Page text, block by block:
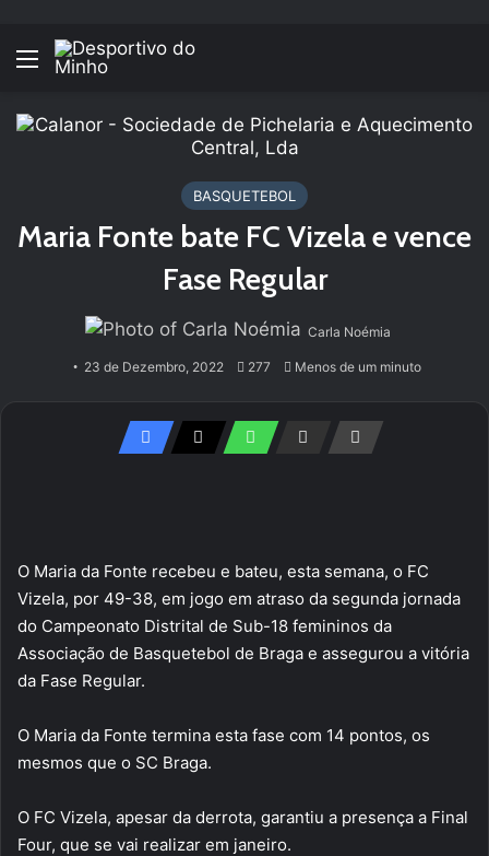
Menu
BASQUETEBOL
Maria Fonte bate FC Vizela e vence
Fase Regular
Carla Noémia
23 de Dezembro, 2022 277 Menos de um minuto
O Maria da Fonte recebeu e bateu, esta semana, o FC
Vizela, por 49-38, em jogo em atraso da segunda jornada
do Campeonato Distrital de Sub-18 femininos da
Associação de Basquetebol de Braga e assegurou a vitória
da Fase Regular.
O Maria da Fonte termina esta fase com 14 pontos, os
mesmos que o SC Braga.
O FC Vizela, apesar da derrota, garantiu a presença a Final
Four, que se vai realizar em janeiro.